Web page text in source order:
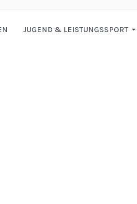
JUGEND & LEISTUNGSSPORT